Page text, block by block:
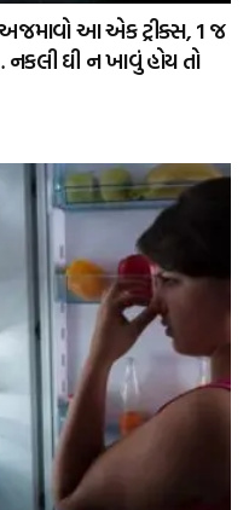
આ એક ટ્રીક્સ, 1 જ
ઘી ન ખાવું હોય તો